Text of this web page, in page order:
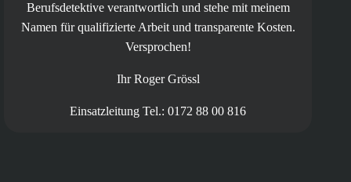
Berufsdetektive verantwortlich und stehe mit meinem
Namen für qualifizierte Arbeit und transparente Kosten.
Versprochen!
Ihr Roger Grössl
Einsatzleitung Tel.: 0172 88 00 816